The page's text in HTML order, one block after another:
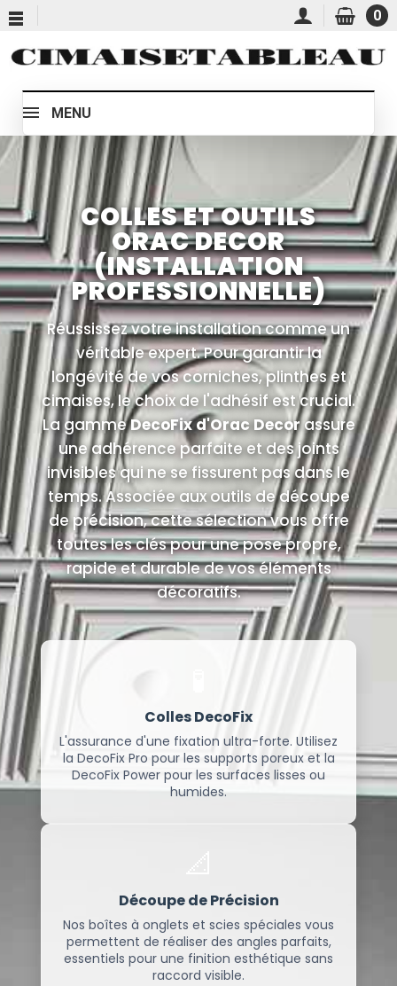
0
MENU
COLLES ET OUTILS
ORAC DECOR
(INSTALLATION
PROFESSIONNELLE)
Réussissez votre installation comme un
véritable expert. Pour garantir la
longévité de vos corniches, plinthes et
cimaises, le choix de l'adhésif est crucial.
La gammeDecoFix d'Orac Decorassure
une adhérence parfaite et des joints
invisibles qui ne se fissurent pas dans le
temps. Associée aux outils de découpe
de précision, cette sélection vous offre
toutes les clés pour une pose propre,
rapide et durable de vos éléments
décoratifs.
Colles DecoFix
L'assurance d'une fixation ultra-forte. Utilisez
la DecoFix Pro pour les supports poreux et la
DecoFix Power pour les surfaces lisses ou
humides.
Découpe de Précision
Nos boîtes à onglets et scies spéciales vous
permettent de réaliser des angles parfaits,
essentiels pour une finition esthétique sans
raccord visible.